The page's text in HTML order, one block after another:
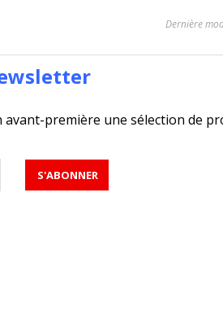
Dernière
avant-première une sélection de